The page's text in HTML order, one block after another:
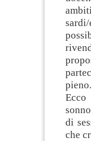
pieno.
Ecco
di
che